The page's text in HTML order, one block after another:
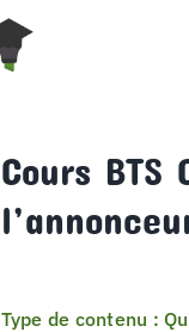
Cours
Type de contenu :